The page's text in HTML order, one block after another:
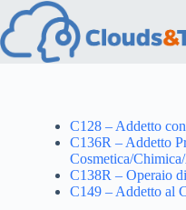
C128 – Addetto
C136R – Addetto
Cosmetica/
C138R – Operaio
C149 – Addetto al